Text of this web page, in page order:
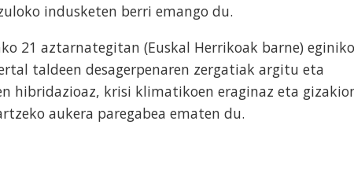
indusketen berri emango du.
21 aztarnategitan (Euskal Herrikoak barne) eginiko
taldeen desagerpenaren zergatiak argitu eta
hibridazioaz, krisi klimatikoen eraginaz eta
aukera paregabea ematen du.